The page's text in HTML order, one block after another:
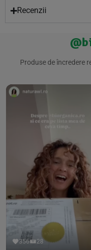
Recenzii
Produse de încredere
356 28